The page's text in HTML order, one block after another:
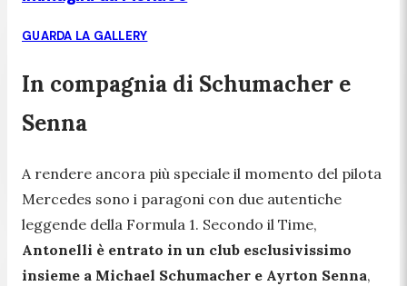
GUARDA LA GALLERY
In compagnia di Schumacher e
Senna
A rendere ancora più speciale il momento del pilota
Mercedes sono i paragoni con due autentiche
leggende della Formula 1. Secondo il Time,
Antonelli è entrato in un club esclusivissimo
insieme a Michael Schumacher e Ayrton Senna,